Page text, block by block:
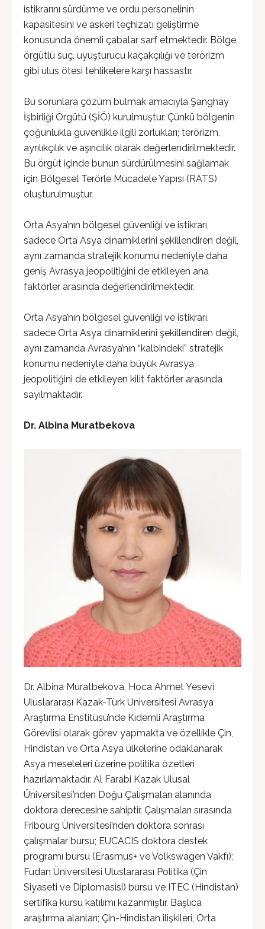
istikrarını sürdürme ve ordu personelinin
kapasitesini ve askeri teçhizatı geliştirme
konusunda önemli çabalar sarf etmektedir. Bölge,
örgütlü suç, uyuşturucu kaçakçılığı ve terörizm
gibi ulus ötesi tehlikelere karşı hassastır.
Bu sorunlara çözüm bulmak amacıyla Şanghay
İşbirliği Örgütü (ŞİÖ) kurulmuştur. Çünkü bölgenin
çoğunlukla güvenlikle ilgili zorlukları; terörizm,
ayrılıkçılık ve aşırıcılık olarak değerlendirilmektedir.
Bu örgüt içinde bunun sürdürülmesini sağlamak
için Bölgesel Terörle Mücadele Yapısı (RATS)
oluşturulmuştur.
Orta Asya’nın bölgesel güvenliği ve istikrarı,
sadece Orta Asya dinamiklerini şekillendiren değil,
aynı zamanda stratejik konumu nedeniyle daha
geniş Avrasya jeopolitiğini de etkileyen ana
faktörler arasında değerlendirilmektedir.
Orta Asya’nın bölgesel güvenliği ve istikrarı,
sadece Orta Asya dinamiklerini şekillendiren değil,
aynı zamanda Avrasya’nın “kalbindeki” stratejik
konumu nedeniyle daha büyük Avrasya
jeopolitiğini de etkileyen kilit faktörler arasında
sayılmaktadır.
Dr. Albina Muratbekova
Dr. Albina Muratbekova, Hoca Ahmet Yesevi
Uluslararası Kazak-Türk Üniversitesi Avrasya
Araştırma Enstitüsü’nde Kıdemli Araştırma
Görevlisi olarak görev yapmakta ve özellikle Çin,
Hindistan ve Orta Asya ülkelerine odaklanarak
Asya meseleleri üzerine politika özetleri
hazırlamaktadır. Al Farabi Kazak Ulusal
Üniversitesi’nden Doğu Çalışmaları alanında
doktora derecesine sahiptir. Çalışmaları sırasında
Fribourg Üniversitesi’nden doktora sonrası
çalışmalar bursu; EUCACIS doktora destek
programı bursu (Erasmus+ ve Volkswagen Vakfı);
Fudan Üniversitesi Uluslararası Politika (Çin
Siyaseti ve Diplomasisi) bursu ve ITEC (Hindistan)
sertifika kursu katılımı kazanmıştır. Başlıca
araştırma alanları; Çin-Hindistan ilişkileri, Orta